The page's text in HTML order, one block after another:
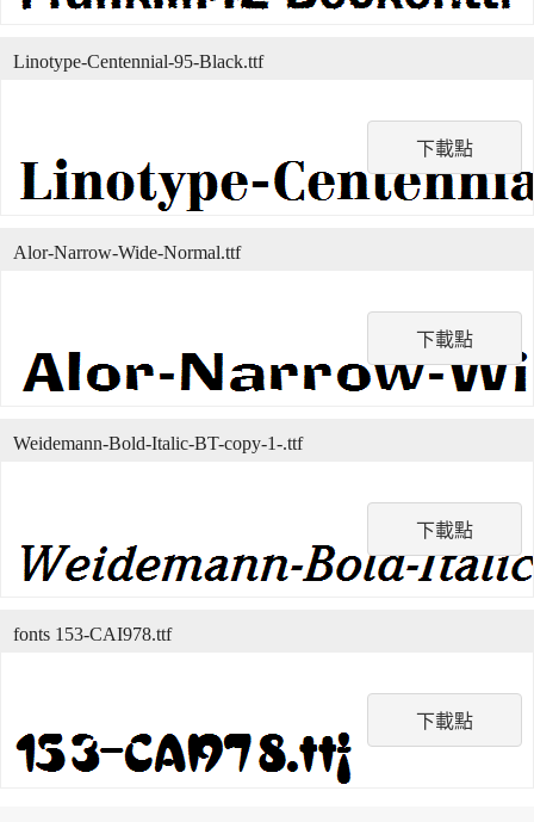
下載點
Linotype-Centennial-95-Black.ttf
下載點
Alor-Narrow-Wide-Normal.ttf
下載點
Weidemann-Bold-Italic-BT-copy-1-.ttf
下載點
fonts 153-CAI978.ttf